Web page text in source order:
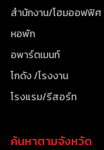
สำนักงาน/โฮมออฟฟิศ
หอพัก
อพาร์ตเมนท์
โกดัง /โรงงาน
โรงแรม/รีสอร์ท
ค้นหาตามจังหวัด